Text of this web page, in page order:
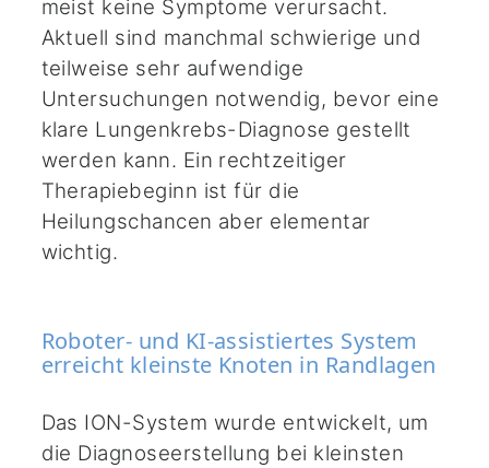
meist keine Symptome verursacht.
Aktuell sind manchmal schwierige und
teilweise sehr aufwendige
Untersuchungen notwendig, bevor eine
klare Lungenkrebs-Diagnose gestellt
werden kann. Ein rechtzeitiger
Therapiebeginn ist für die
Heilungschancen aber elementar
wichtig.
Roboter- und KI-assistiertes System
erreicht kleinste Knoten in Randlagen
Das ION-System wurde entwickelt, um
die Diagnoseerstellung bei kleinsten